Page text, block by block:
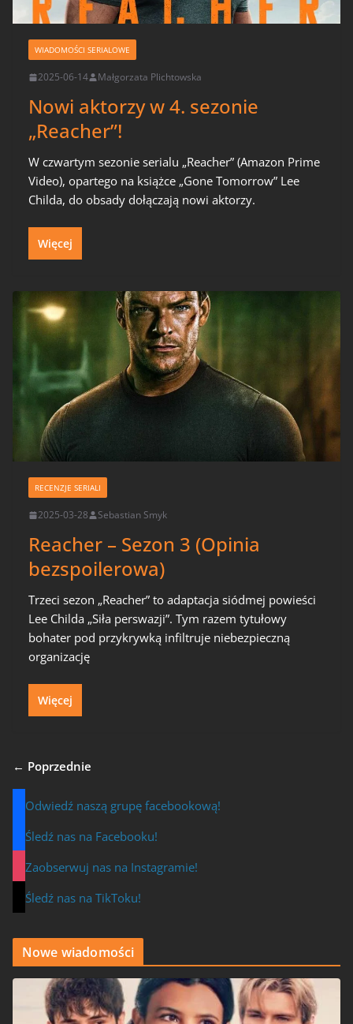
WIADOMOŚCI SERIALOWE
2025-06-14 Małgorzata Plichtowska
Nowi aktorzy w 4. sezonie
„Reacher”!
W czwartym sezonie serialu „Reacher” (Amazon Prime
Video), opartego na książce „Gone Tomorrow” Lee
Childa, do obsady dołączają nowi aktorzy.
Więcej
RECENZJE SERIALI
2025-03-28 Sebastian Smyk
Reacher – Sezon 3 (Opinia
bezspoilerowa)
Trzeci sezon „Reacher” to adaptacja siódmej powieści
Lee Childa „Siła perswazji”. Tym razem tytułowy
bohater pod przykrywką infiltruje niebezpieczną
organizację
Więcej
← Poprzednie
Odwiedź naszą grupę facebookową!
Śledź nas na Facebooku!
Zaobserwuj nas na Instagramie!
Śledź nas na TikToku!
Nowe wiadomości